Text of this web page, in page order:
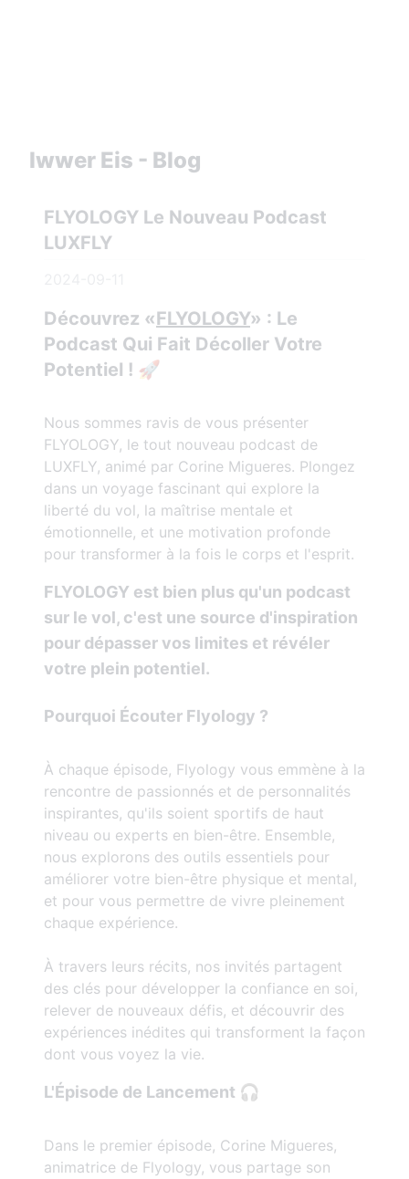
Iwwer Eis - Blog
FLYOLOGY Le Nouveau Podcast
LUXFLY
Découvrez «FLYOLOGY» : Le
Podcast Qui Fait Décoller Votre
Potentiel ! 🚀
Nous sommes ravis de vous présenter
FLYOLOGY, le tout nouveau podcast de
LUXFLY, animé par Corine Migueres. Plongez
dans un voyage fascinant qui explore la
liberté du vol, la maîtrise mentale et
émotionnelle, et une motivation profonde
pour transformer à la fois le corps et l'esprit.
FLYOLOGY est bien plus qu'un podcast
sur le vol, c'est une source d'inspiration
pour dépasser vos limites et révéler
votre plein potentiel.
Pourquoi Écouter Flyology ?
À chaque épisode, Flyology vous emmène à la
rencontre de passionnés et de personnalités
inspirantes, qu'ils soient sportifs de haut
niveau ou experts en bien-être. Ensemble,
nous explorons des outils essentiels pour
améliorer votre bien-être physique et mental,
et pour vous permettre de vivre pleinement
chaque expérience.
À travers leurs récits, nos invités partagent
des clés pour développer la confiance en soi,
relever de nouveaux défis, et découvrir des
expériences inédites qui transforment la façon
dont vous voyez la vie.
L'Épisode de Lancement 🎧
Dans le premier épisode, Corine Migueres,
animatrice de Flyology, vous partage son